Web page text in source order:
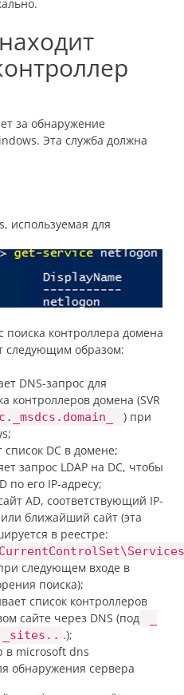
за обнаружение
Эта служба должна
контроллера домена
следующим образом:
DNS-запрос для
контроллеров домена (SVR
) при
DC в домене;
запрос LDAP на DC, чтобы
по его IP-адресу;
AD, соответствующий IP-
ближайший сайт (эта
в реестре:
следующем входе в
поиска);
список контроллеров
сайте через DNS (под
.);